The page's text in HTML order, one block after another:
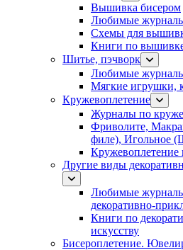
Вышивка бисером
Любимые
Схемы для
Книги по
Шитье, пэчворк
Любимые
Мягкие игрушки,
Кружевоплетение
Журналы по
Фриволите,
филе), Игольное
Другие виды
Любимые
декоративно-
Книги по
искусству
Бисероплетение.